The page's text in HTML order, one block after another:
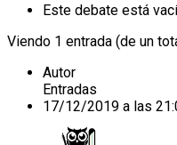
Este debate está
Viendo 1 entrada (de un
Autor
Entradas
17/12/2019 a las